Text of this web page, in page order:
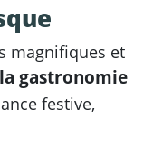
magnifiques et
la gastronomie
festive,